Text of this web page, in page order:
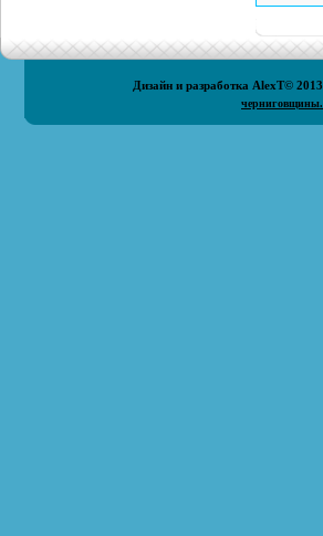
Дизайн и разработка AlexT© 2013
черниговщины.